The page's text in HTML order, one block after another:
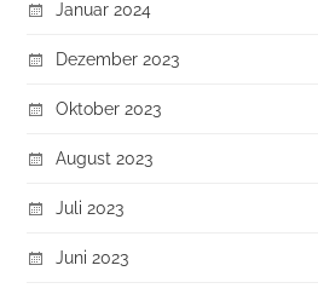
Januar 2024
Dezember 2023
Oktober 2023
August 2023
Juli 2023
Juni 2023